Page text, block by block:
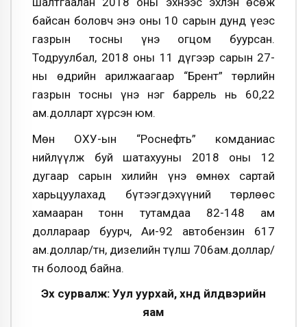
байсан боловч энэ оны 10 сарын дунд үеэс
газрын тосны үнэ огцом буурсан.
Тодруулбал, 2018 оны 11 дүгээр сарын 27-
ны өдрийн арилжаагаар “Брент” төрлийн
газрын тосны үнэ нэг баррель нь 60,22
ам.долларт хүрсэн юм.
Мөн ОХУ-ын “Роснефть” комданиас
нийлүүлж буй шатахууны 2018 оны 12
дугаар сарын хилийн үнэ өмнөх сартай
харьцуулахад бүтээгдэхүүний төрлөөс
хамааран тонн тутамдаа 82-148 ам
доллараар буурч, Аи-92 автобензин 617
ам.доллар/тн, дизелийн түлш 706ам.доллар/
тн болоод байна.
Эх сурвалж: Уул уурхай, хүнд үйлдвэрийн
яам